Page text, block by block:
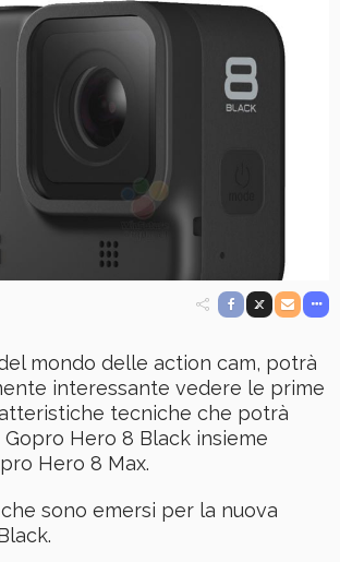
mondo delle action cam, potrà
interessante vedere le prime
tecniche che potrà
Hero 8 Black insieme
Hero 8 Max.
sono emersi per la nuova